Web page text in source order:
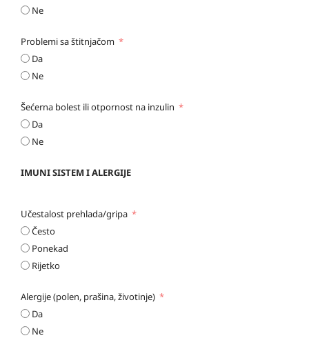
Ne
Problemi sa štitnjačom
Da
Ne
Šećerna bolest ili otpornost na inzulin
Da
Ne
IMUNI SISTEM I ALERGIJE
Učestalost prehlada/gripa
Često
Ponekad
Rijetko
Alergije (polen, prašina, životinje)
Da
Ne